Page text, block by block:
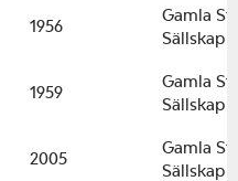
1956
Gamla
Sällskap
1959
Gamla
Sällskap
2005
Gamla
Sällskap